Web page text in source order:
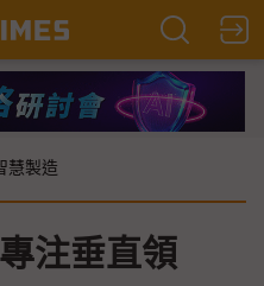
慧製造
注垂直領